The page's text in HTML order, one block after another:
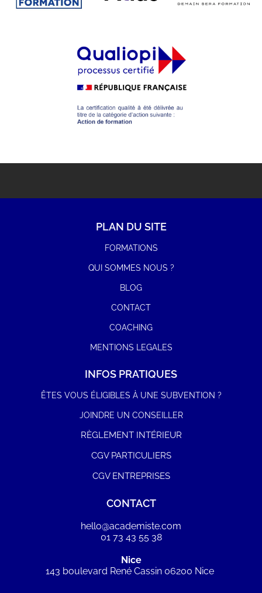
Demandeur d'emploi
Etudiant
Indépendant
Particulier
PLAN DU SITE
FORMATIONS
QUI SOMMES NOUS ?
BLOG
CONTACT
COACHING
MENTIONS LEGALES
INFOS PRATIQUES
ÊTES VOUS ÉLIGIBLES À UNE SUBVENTION ?
JOINDRE UN CONSEILLER
RÈGLEMENT INTÉRIEUR
CGV PARTICULIERS
CGV ENTREPRISES
CONTACT
hello@academiste.com
01 73 43 55 38
Nice
143 boulevard René Cassin 06200 Nice